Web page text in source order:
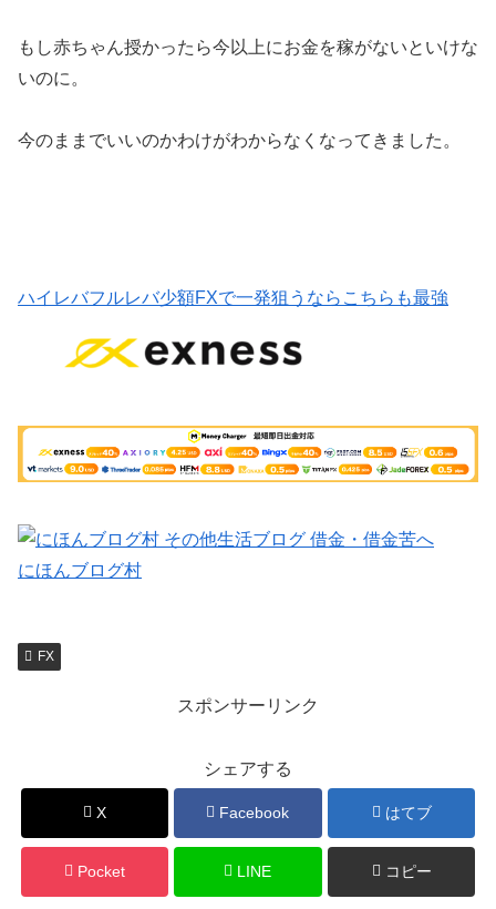
もし赤ちゃん授かったら今以上にお金を稼がないといけな
いのに。
今のままでいいのかわけがわからなくなってきました。
ハイレバフルレバ少額FXで一発狙うならこちらも最強
にほんブログ村
FX
スポンサーリンク
シェアする
X Facebook はてブ
Pocket LINE コピー